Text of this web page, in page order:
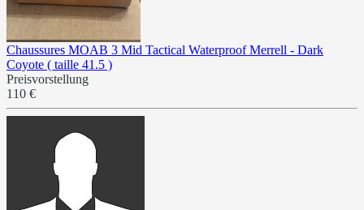
Chaussures MOAB 3 Mid Tactical Waterproof Merrell - Dark
Coyote ( taille 41.5 )
Preisvorstellung
110 €